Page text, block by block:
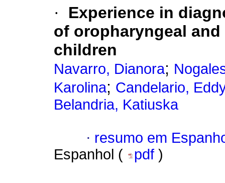
·
Experience in
of oropharyngeal
children
Navarro, Dianora;
Karolina; Candelario,
Belandria, Katiuska
· resumo em
Espanhol (
pdf )